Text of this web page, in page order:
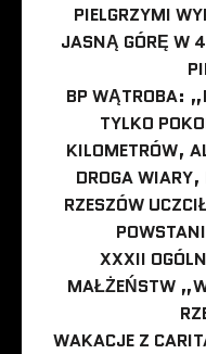
PIELGRZYMI
JASNĄ GÓRĘ W
BP WĄTROBA:
TYLKO
KILOMETRÓW,
DROGA
RZESZÓW
XXXII
MAŁŻEŃSTW
WAKACJE Z